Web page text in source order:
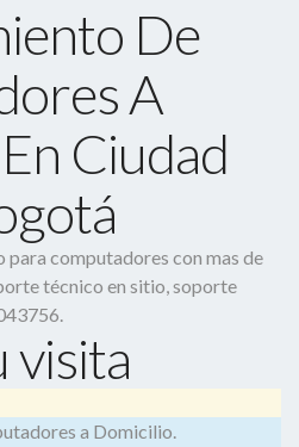
De
A
Ciudad
computadores con mas de
técnico en sitio, soporte
visita
a Domicilio.